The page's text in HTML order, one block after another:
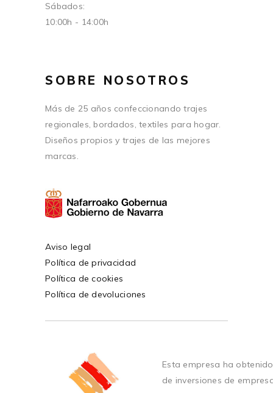
Sábados:
10:00h - 14:00h
SOBRE NOSOTROS
Más de 25 años confeccionando trajes
regionales, bordados, textiles para hogar.
Diseños propios y trajes de las mejores
marcas.
Aviso legal
Política de privacidad
Política de cookies
Política de devoluciones
Esta empresa ha
de inversiones de